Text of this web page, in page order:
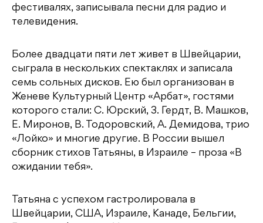
фестивалях, записывала песни для радио и
телевидения.
Более двадцати пяти лет живет в Швейцарии,
сыграла в нескольких спектаклях и записала
семь сольных дисков. Ею был организован в
Женеве Культурный Центр «Арбат», гостями
которого стали: С. Юрский, З. Гердт, В. Машков,
Е. Миронов, В. Тодоровский, А. Демидова, трио
«Лойко» и многие другие. В России вышел
сборник стихов Татьяны, в Израиле – проза «В
ожидании тебя».
Татьяна с успехом гастролировала в
Швейцарии, США, Израиле, Канаде, Бельгии,